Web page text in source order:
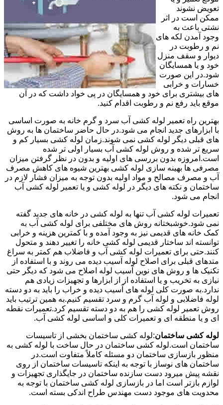
تعویض نشوند
ممکن است در اثر
نشتی باعث به
وجود آمدن لکه های
نم و رطوبت در
دیوار و سقف منزل
خود و یا همسایگان
شود.در این صورت
خسارات و خرابی
های بیشتری برای خود و همسایگان در پی خواد داشت که در آن
موقع باید رفع نم و رطوبت اقدام کنید.
بهترین راه تعمیر لوله کشی آب سرد و گرم خانه به صورت اساسی
با ابزارهای جدید انجام می شود.در حال حاضر ساختمان ها به روش
های قبلی دیگر لوله کشی نمی شوند.زمان لوله کشی بسیار کم و
سریع تر شده و روش لوله کشی آب بسیار اولی تر شده
است.امروزه بدون بررسی های اولیه و بدون در نظر گرفتن میزان
مصرفی ها بهینه سازی لوله کشی بهترین شیوه های کاهش مصرف
آب و مصرف مصالح و مواد اولیه بدون توجه به میزان فشار لازم در
ساختمان و نکته های دیگر در لوله کشی و یا تعمیر لوله کشی آب
انجام می شود.
تعمیرات لوله کشی آب تنها به لوله کشی در خانه های جدید گفته
نمی شود.خوشبختانه روش های مختلفی برای لوله کشی آب به
کمک خانه های قدیمی نیز به وجود آمده و با کمترین هزینه و خرابی
توانسته اند ساختار قدیمی لوله کشی خانه را تغییر دهند و متحول
کنند.حتی برای تعمیرات لوله کشی آب و فاضلاب هم کمتر به سراغ
متدهای قبلی برای اصلاح لوله آسیب دیده می روند و با استفاده از
تکنیک ها و روش های نوین آسیب لوله اصلاح می شود که دیگر حتی
نیازی به تخریب و یا استفاده از از ابزارها و تجهیزات زیادی هم
ندارد.به صورت کلی لوله های آسیب دیده و خراب را باید به دو دسته
لوله فاضلابی و لوله آب گرم و سرد تقسیم کنیم.به همین ترتیب باید
روش تعمیر لوله کشی را هم به دو دسته تقسیم کرد.تعمیرات نقطه
ای و یا منطقه ای و تعمیرات کلی و اساسی لوله کشی آب.
لوله کشی ساختمان:لوله کشی ساختمان بخشی از تاسیسات
ساختمان است.لوله کشی ساختمان در حال ساخت با لوله کشی به
منظور بازسازی ساختمان دو مسئله کاملاً متفاوت است.در
ساختمان های نوساز با توجه به اینکه تاسیسات ساختمان از روی
نقشه پیش میرود دست سازنده ساختمان در جایگذاری تجهیزات و
لوازم بازتر است اما در بازسازی لوله کشی ساختمان با توجه به
محدویت های موجود دست مهندس طراح اندکی بسته است.